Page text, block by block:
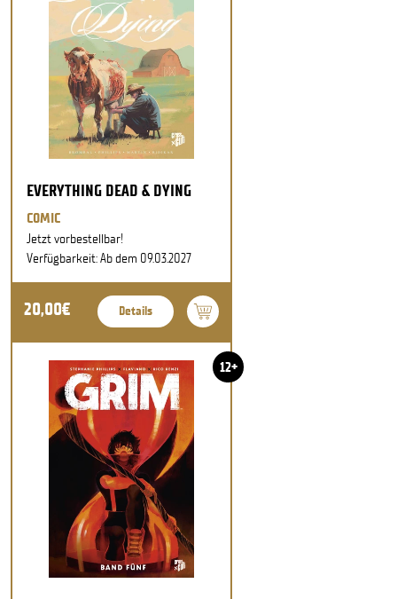
EVERYTHING DEAD & DYING
COMIC
Jetzt vorbestellbar!
Verfügbarkeit: Ab dem 09.03.2027
20,00€ Details
12+